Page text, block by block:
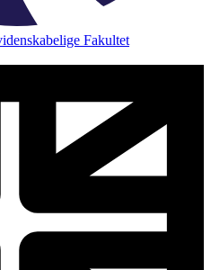
Fakultet